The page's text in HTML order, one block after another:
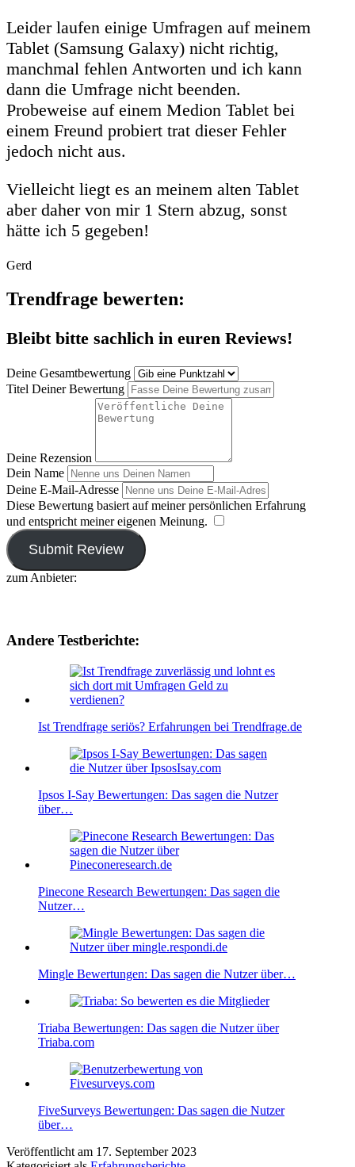
Leider laufen einige Umfragen auf meinem
Tablet (Samsung Galaxy) nicht richtig,
manchmal fehlen Antworten und ich kann
dann die Umfrage nicht beenden.
Probeweise auf einem Medion Tablet bei
einem Freund probiert trat dieser Fehler
jedoch nicht aus.
Vielleicht liegt es an meinem alten Tablet
aber daher von mir 1 Stern abzug, sonst
hätte ich 5 gegeben!
Gerd
Trendfrage bewerten:
Bleibt bitte sachlich in euren Reviews!
Deine Gesamtbewertung
Titel Deiner Bewertung
Deine Rezension
Dein Name
Deine E-Mail-Adresse
Diese Bewertung basiert auf meiner persönlichen Erfahrung
und entspricht meiner eigenen Meinung.
Submit Review
zum Anbieter:
Andere Testberichte:
Ist Trendfrage seriös? Erfahrungen bei Trendfrage.de
Ipsos I-Say Bewertungen: Das sagen die Nutzer
über…
Pinecone Research Bewertungen: Das sagen die
Nutzer…
Mingle Bewertungen: Das sagen die Nutzer über…
Triaba Bewertungen: Das sagen die Nutzer über
Triaba.com
FiveSurveys Bewertungen: Das sagen die Nutzer
über…
Veröffentlicht am 17. September 2023